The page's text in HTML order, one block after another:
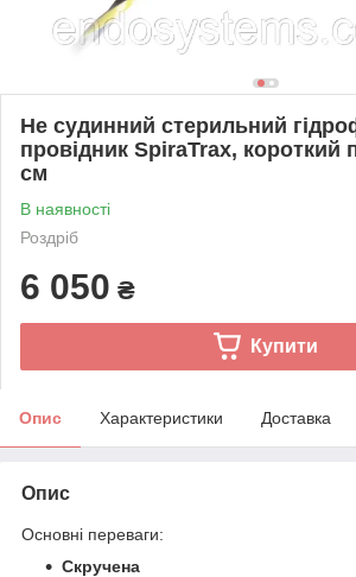
Не судинний стерильний
провідник SpiraTrax, короткий
см
В наявності
Роздріб
6 050 ₴
Купити
Опис Характеристики Доставка
Опис
Основні переваги:
Скручена